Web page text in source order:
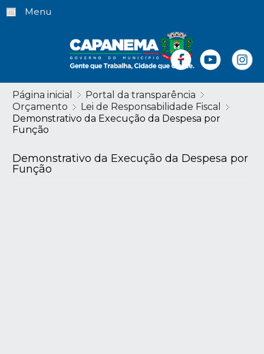
Menu
Página inicial
Portal da transparência
Orçamento
Lei de Responsabilidade Fiscal
Demonstrativo da Execução da Despesa por
Função
Demonstrativo da Execução da Despesa por
Função